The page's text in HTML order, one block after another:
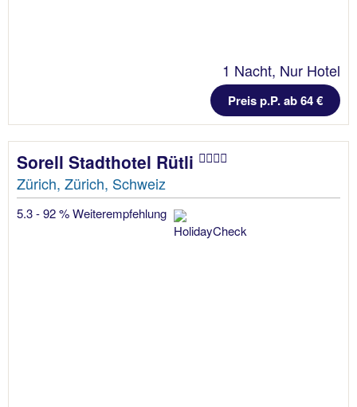
1 Nacht, Nur Hotel
Preis p.P. ab 64 €
Sorell Stadthotel Rütli
Zürich, Zürich, Schweiz
5.3 - 92 % Weiterempfehlung